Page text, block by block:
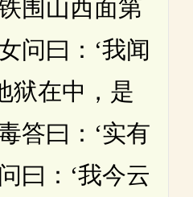
围山西面第
问曰：‘我闻
狱在中，是
答曰：‘实有
曰：‘我今云